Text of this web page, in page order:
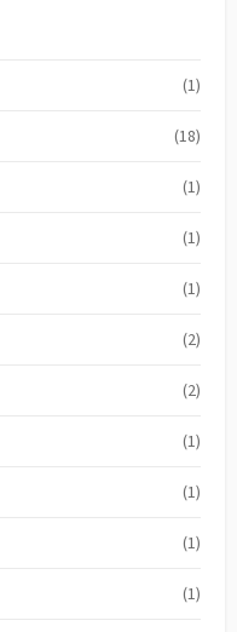
(1)
(18)
(1)
(1)
(1)
(2)
(2)
(1)
(1)
(1)
(1)